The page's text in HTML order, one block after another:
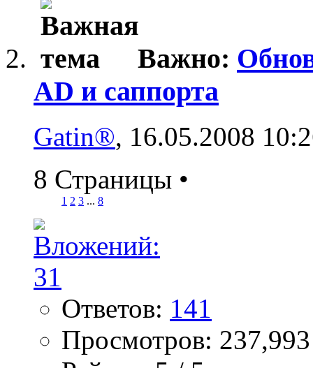
Важно:
AD и саппорта
Gatin®, 16.05.2008
8 Страницы •
1 2 3 ... 8
Ответов: 141
Просмотров: 237,993